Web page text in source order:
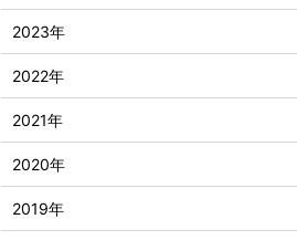
2023年
2022年
2021年
2020年
2019年